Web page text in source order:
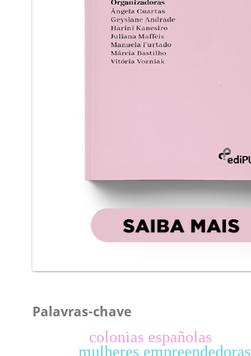
Palavras-chave
mulheres empreendedoras
colonias españolas